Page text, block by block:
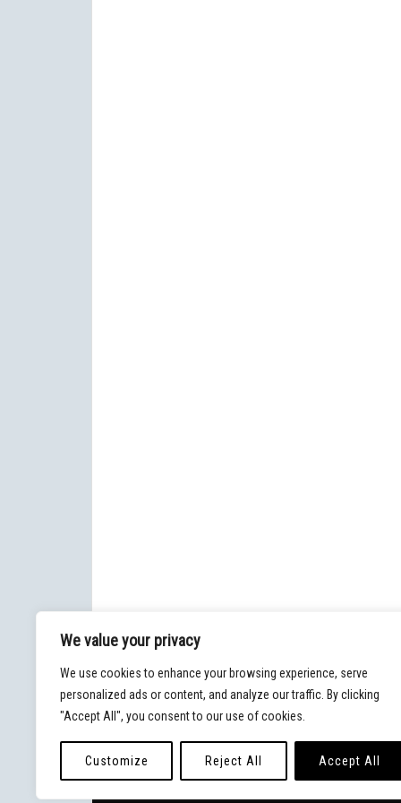
We value your privacy
We use cookies to enhance your browsing experience, serve
personalized ads or content, and analyze our traffic. By clicking
"Accept All", you consent to our use of cookies.
Customize Reject All Accept All
© 2020 - Blog Malpaso